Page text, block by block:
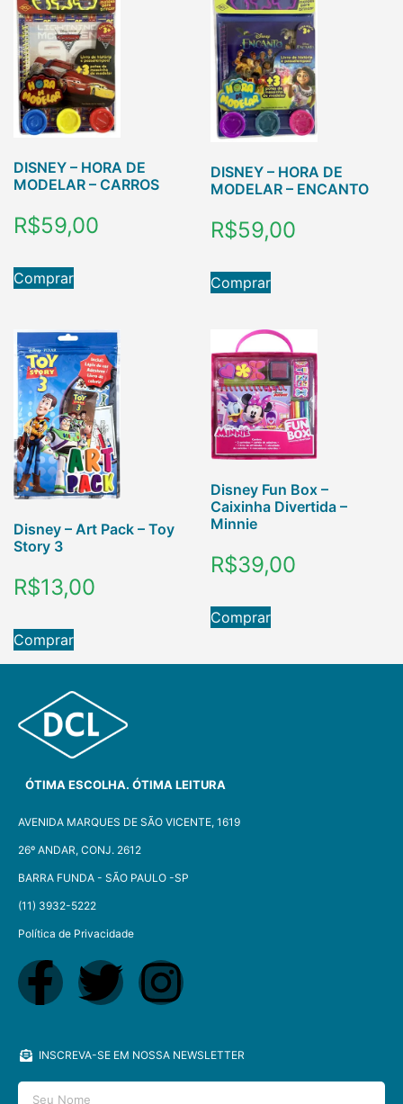
DISNEY – HORA DE
MODELAR – CARROS
R$59,00
Comprar
DISNEY – HORA DE
MODELAR – ENCANTO
R$59,00
Comprar
Disney – Art Pack – Toy
Story 3
R$13,00
Comprar
Disney Fun Box –
Caixinha Divertida –
Minnie
R$39,00
Comprar
ÓTIMA ESCOLHA. ÓTIMA LEITURA
AVENIDA MARQUES DE SÃO VICENTE, 1619
26º ANDAR, CONJ. 2612
BARRA FUNDA - SÃO PAULO -SP​
(11) 3932-5222
Política de Privacidade
INSCREVA-SE EM NOSSA NEWSLETTER